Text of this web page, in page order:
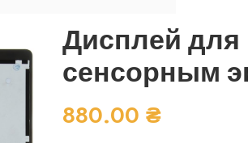
Дисплей для
сенсорным
880.00 ₴